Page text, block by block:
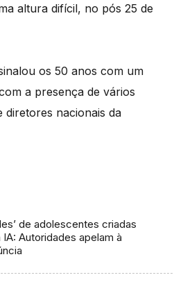
altura difícil, no pós 25 de
os 50 anos com um
a presença de vários
diretores nacionais da
de adolescentes criadas
Autoridades apelam à